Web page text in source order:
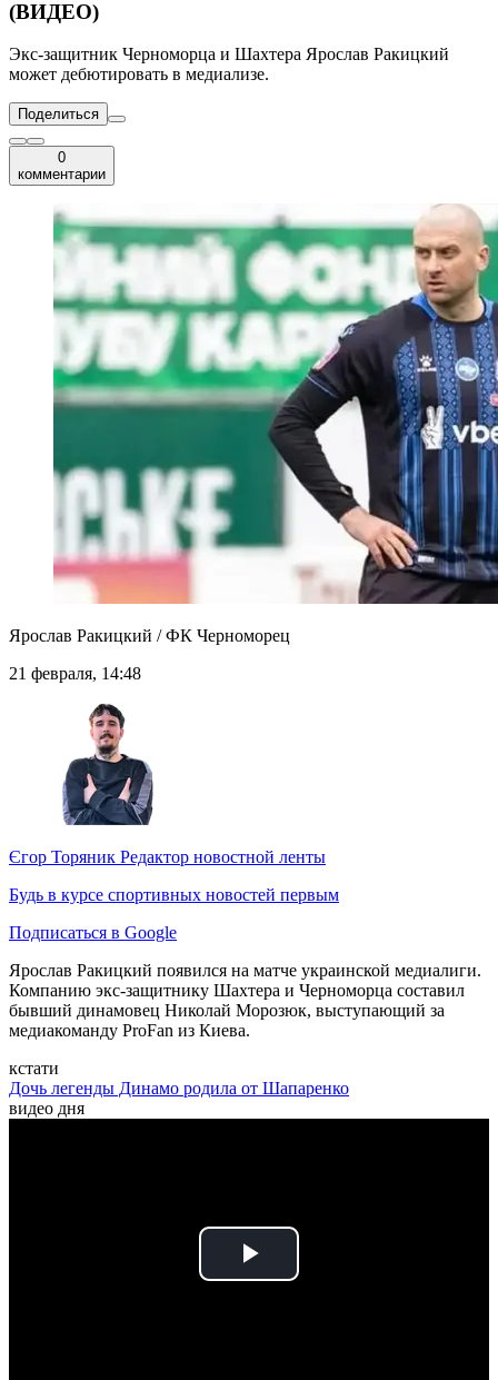
(ВИДЕО)
Экс-защитник Черноморца и Шахтера Ярослав Ракицкий
может дебютировать в медиализе.
Поделиться
0
комментарии
Ярослав Ракицкий / ФК Черноморец
21 февраля, 14:48
Єгор Торяник Редактор новостной ленты
Будь в курсе спортивных новостей первым
Подписаться в Google
Ярослав Ракицкий появился на матче украинской медиалиги.
Компанию экс-защитнику Шахтера и Черноморца составил
бывший динамовец Николай Морозюк, выступающий за
медиакоманду ProFan из Киева.
кстати
Дочь легенды Динамо родила от Шапаренко
видео дня
Play